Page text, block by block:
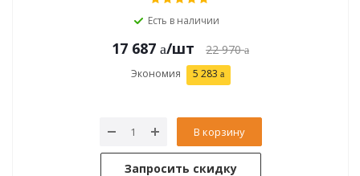
Есть в наличии
17 687 /шт 22 970
Экономия 5 283
В корзину
Запросить скидку